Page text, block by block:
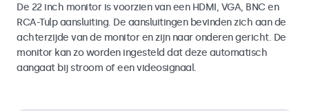
De 22 inch monitor is voorzien van een HDMI, VGA, BNC en
RCA-Tulp aansluiting. De aansluitingen bevinden zich aan de
achterzijde van de monitor en zijn naar onderen gericht. De
monitor kan zo worden ingesteld dat deze automatisch
aangaat bij stroom of een videosignaal.